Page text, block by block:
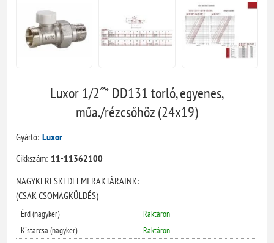
Luxor 1/2˝* DD131 torló, egyenes,
műa./rézcsőhöz (24x19)
Gyártó: Luxor
Cikkszám: 11-11362100
NAGYKERESKEDELMI RAKTÁRAINK:
(CSAK CSOMAGKÜLDÉS)
Érd (nagyker)
Raktáron
Kistarcsa (nagyker)
Raktáron